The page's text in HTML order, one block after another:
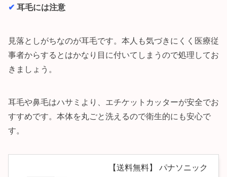
✔︎ 耳毛には注意
見落としがちなのが耳毛です。本人も気づきにくく医療従
事者からするとはかなり目に付いてしまうので処理してお
きましょう。
耳毛や鼻毛はハサミより、エチケットカッターが安全でお
すすめです。本体を丸ごと洗えるので衛生的にも安心で
す。
【送料無料】 パナソニック